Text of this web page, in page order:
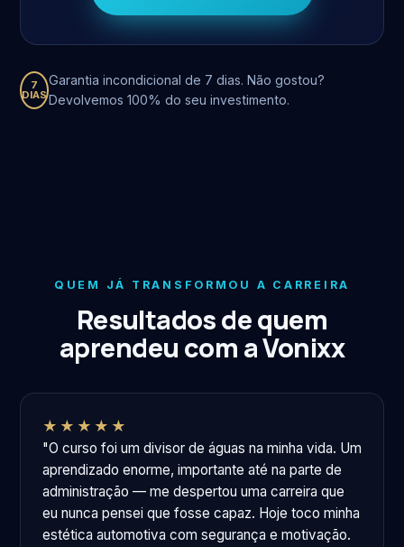
7
DIAS
Garantia incondicional de 7 dias. Não gostou?
Devolvemos 100% do seu investimento.
QUEM JÁ TRANSFORMOU A CARREIRA
Resultados de quem
aprendeu com a Vonixx
★★★★★
"O curso foi um divisor de águas na minha vida. Um
aprendizado enorme, importante até na parte de
administração — me despertou uma carreira que
eu nunca pensei que fosse capaz. Hoje toco minha
estética automotiva com segurança e motivação.